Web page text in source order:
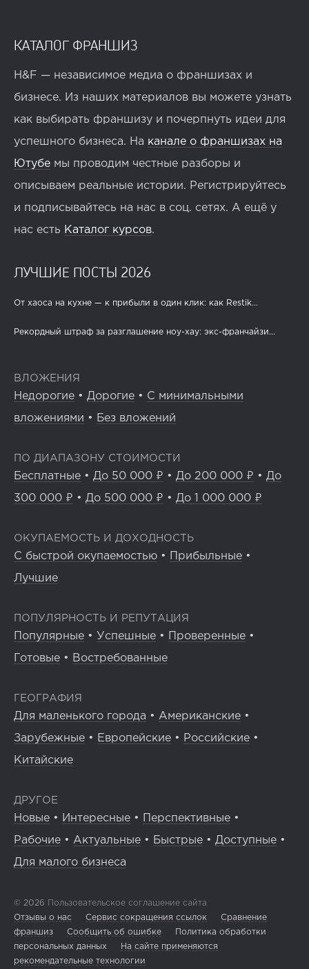
КАТАЛОГ ФРАНШИЗ
H&F — независимое медиа о франшизах и
бизнесе. Из наших материалов вы можете узнать
как выбирать франшизу и почерпнуть идеи для
успешного бизнеса. На канале о франшизах на
Ютубе мы проводим честные разборы и
описываем реальные истории. Регистрируйтесь
и подписывайтесь на нас в соц. сетях. А ещё у
нас есть Каталог курсов.
ЛУЧШИЕ ПОСТЫ 2026
От хаоса на кухне — к прибыли в один клик: как Restik...
Рекордный штраф за разглашение ноу-хау: экс-франчайзи...
ВЛОЖЕНИЯ
Недорогие • Дорогие • С минимальными
вложениями • Без вложений
ПО ДИАПАЗОНУ СТОИМОСТИ
Бесплатные • До 50 000 ₽ • До 200 000 ₽ • До
300 000 ₽ • До 500 000 ₽ • До 1 000 000 ₽
ОКУПАЕМОСТЬ И ДОХОДНОСТЬ
С быстрой окупаемостью • Прибыльные •
Лучшие
ПОПУЛЯРНОСТЬ И РЕПУТАЦИЯ
Популярные • Успешные • Проверенные •
Готовые • Востребованные
ГЕОГРАФИЯ
Для маленького города • Американские •
Зарубежные • Европейские • Российские •
Китайские
ДРУГОЕ
Новые • Интересные • Перспективные •
Рабочие • Актуальные • Быстрые • Доступные •
Для малого бизнеса
© 2026 Пользовательское соглашение сайта
Отзывы о нас
Сервис сокращения ссылок
Сравнение
франшиз
Сообщить об ошибке
Политика обработки
персональных данных
На сайте применяются
рекомендательные технологии